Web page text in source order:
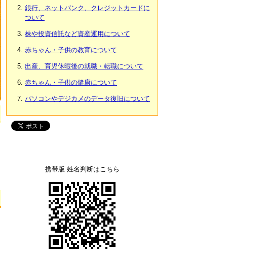
銀行、ネットバンク、クレジットカードに
ついて
株や投資信託など資産運用について
赤ちゃん・子供の教育について
出産、育児休暇後の就職・転職について
赤ちゃん・子供の健康について
パソコンやデジカメのデータ復旧について
携帯版 姓名判断はこちら